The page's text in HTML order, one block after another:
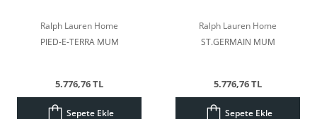
Ralph Lauren Home
PIED-E-TERRA MUM
5.776,76 TL
Sepete Ekle
Ralph Lauren Home
ST.GERMAIN MUM
5.776,76 TL
Sepete Ekle